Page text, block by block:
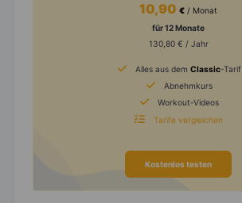
10,90 € / Monat
für 12 Monate
130,80 € / Jahr
Alles aus dem Classic-Tarif
Abnehmkurs
Workout-Videos
Tarife vergleichen
Kostenlos testen